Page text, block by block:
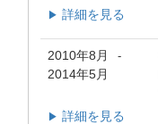
▶ 詳細を見る
2010年8月 -
2014年5月
▶ 詳細を見る